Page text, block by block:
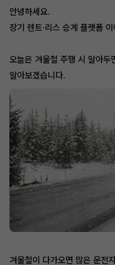
안녕하세요.
장기 렌트·리스 승계 플랫폼
오늘은 겨울철 주행 시 알아두
알아보겠습니다.
겨울철이 다가오면 많은 운전